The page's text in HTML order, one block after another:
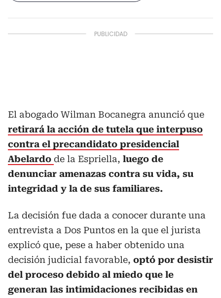
El abogado Wilman Bocanegra anunció que
retirará la acción de tutela que interpuso
contra el precandidato presidencial
Abelardo de la Espriella, luego de
denunciar amenazas contra su vida, su
integridad y la de sus familiares.
La decisión fue dada a conocer durante una
entrevista a Dos Puntos en la que el jurista
explicó que, pese a haber obtenido una
decisión judicial favorable, optó por desistir
del proceso debido al miedo que le
generan las intimidaciones recibidas en